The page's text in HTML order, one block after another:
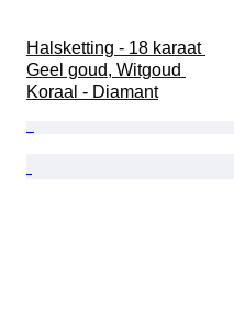
Halsketting - 18 karaat
Geel goud, Witgoud
Koraal - Diamant